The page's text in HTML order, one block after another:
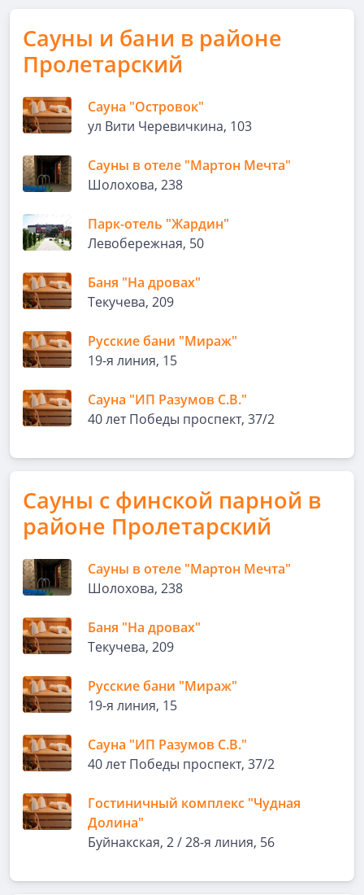
Сауны и бани в районе
Пролетарский
Сауна "Островок"
ул Вити Черевичкина, 103
Сауны в отеле "Мартон Мечта"
Шолохова, 238
Парк-отель "Жардин"
Левобережная, 50
Баня "На дровах"
Текучева, 209
Русские бани "Мираж"
19-я линия, 15
Сауна "ИП Разумов С.В."
40 лет Победы проспект, 37/2
Сауны с финской парной в
районе Пролетарский
Сауны в отеле "Мартон Мечта"
Шолохова, 238
Баня "На дровах"
Текучева, 209
Русские бани "Мираж"
19-я линия, 15
Сауна "ИП Разумов С.В."
40 лет Победы проспект, 37/2
Гостиничный комплекс "Чудная
Долина"
Буйнакская, 2 / 28-я линия, 56